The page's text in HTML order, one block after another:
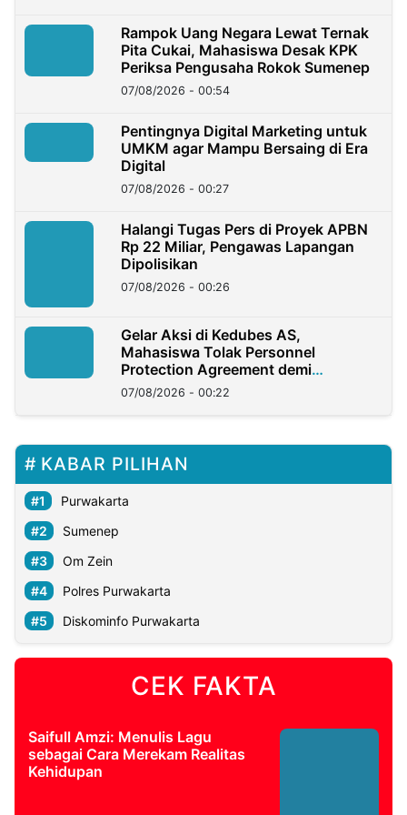
Rampok Uang Negara Lewat Ternak
Pita Cukai, Mahasiswa Desak KPK
Periksa Pengusaha Rokok Sumenep
07/08/2026 - 00:54
Pentingnya Digital Marketing untuk
UMKM agar Mampu Bersaing di Era
Digital
07/08/2026 - 00:27
Halangi Tugas Pers di Proyek APBN
Rp 22 Miliar, Pengawas Lapangan
Dipolisikan
07/08/2026 - 00:26
Gelar Aksi di Kedubes AS,
Mahasiswa Tolak Personnel
Protection Agreement demi
Kedaulatan Negara
07/08/2026 - 00:22
KABAR PILIHAN
Purwakarta
Sumenep
Om Zein
Polres Purwakarta
Diskominfo Purwakarta
CEK FAKTA
Saifull Amzi: Menulis Lagu
sebagai Cara Merekam Realitas
Kehidupan